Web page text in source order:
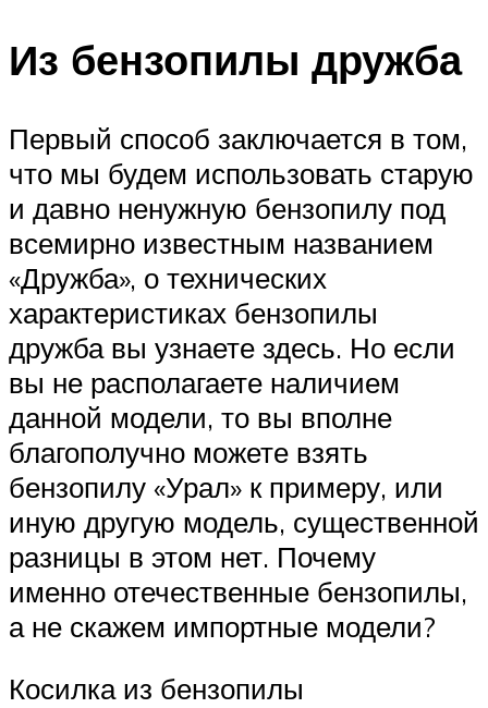
Из бензопилы дружба
Первый способ заключается в том,
что мы будем использовать старую
и давно ненужную бензопилу под
всемирно известным названием
«Дружба», о технических
характеристиках бензопилы
дружба вы узнаете здесь. Но если
вы не располагаете наличием
данной модели, то вы вполне
благополучно можете взять
бензопилу «Урал» к примеру, или
иную другую модель, существенной
разницы в этом нет. Почему
именно отечественные бензопилы,
а не скажем импортные модели?
Косилка из бензопилы